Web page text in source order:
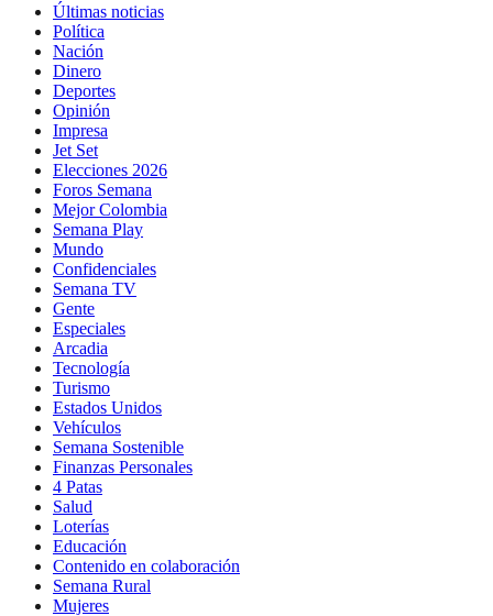
Últimas noticias
Política
Nación
Dinero
Deportes
Opinión
Impresa
Jet Set
Elecciones 2026
Foros Semana
Mejor Colombia
Semana Play
Mundo
Confidenciales
Semana TV
Gente
Especiales
Arcadia
Tecnología
Turismo
Estados Unidos
Vehículos
Semana Sostenible
Finanzas Personales
4 Patas
Salud
Loterías
Educación
Contenido en colaboración
Semana Rural
Mujeres